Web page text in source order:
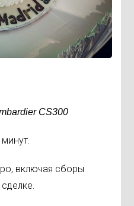
CS300
включая сборы